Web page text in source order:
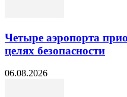
Четыре аэропорта
целях безопасности
06.08.2026